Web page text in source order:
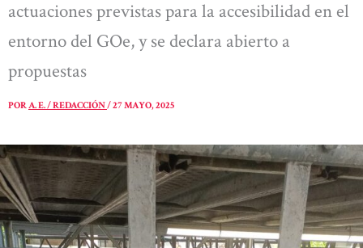
actuaciones previstas para la accesibilidad en el
entorno del GOe, y se declara abierto a
propuestas
PORA. E. / REDACCIÓN/27 MAYO, 2025